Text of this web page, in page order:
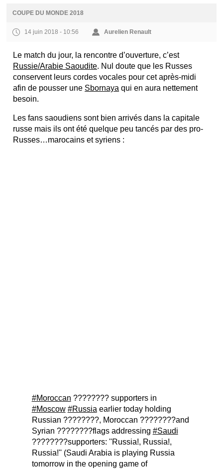
COUPE DU MONDE 2018
14 juin 2018 - 10:56 Aurelien Renault
Le match du jour, la rencontre d’ouverture, c’est
Russie/Arabie Saoudite. Nul doute que les Russes
conservent leurs cordes vocales pour cet après-midi
afin de pousser une Sbornaya qui en aura nettement
besoin.
Les fans saoudiens sont bien arrivés dans la capitale
russe mais ils ont été quelque peu tancés par des pro-
Russes…marocains et syriens :
#Moroccan ???????? supporters in
#Moscow #Russia earlier today holding
Russian ????????, Moroccan ????????and
Syrian ????????flags addressing #Saudi
????????supporters: ''Russia!, Russia!,
Russia!'' (Saudi Arabia is playing Russia
tomorrow in the opening game of